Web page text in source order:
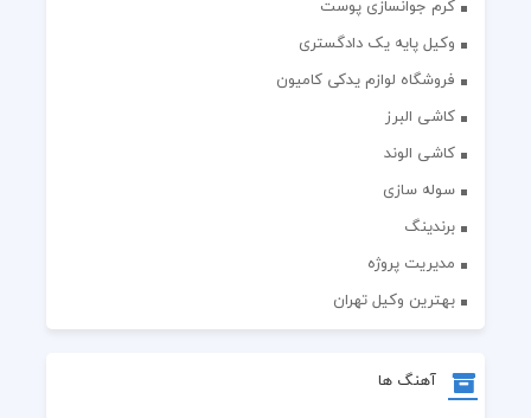
کرم جوانسازی پوست
وکیل پایه یک دادگستری
فروشگاه لوازم یدکی کامیون
کاشی البرز
کاشی الوند
سوله سازی
برندینگ
مدیریت پروژه
بهترین وکیل تهران
آهنگ ها